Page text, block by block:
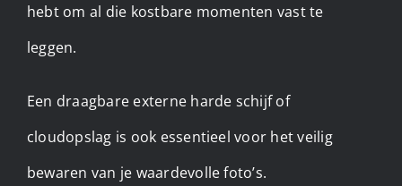
hebt om al die kostbare momenten vast te
leggen.
Een draagbare externe harde schijf of
cloudopslag is ook essentieel voor het veilig
bewaren van je waardevolle foto’s.